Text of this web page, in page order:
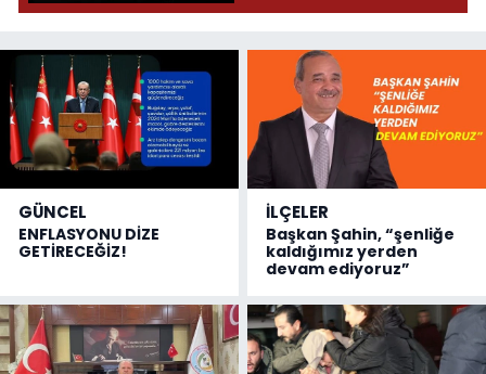
GÜNCEL
ENFLASYONU DİZE
GETİRECEĞİZ!
İLÇELER
Başkan Şahin, “şenliğe
kaldığımız yerden
devam ediyoruz”